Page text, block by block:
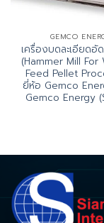
GEMCO
เครื่องบดละเอียดอั
(Hammer Mill
Feed Pellet
ยี่ห้อ Gemco
Gemco Energy